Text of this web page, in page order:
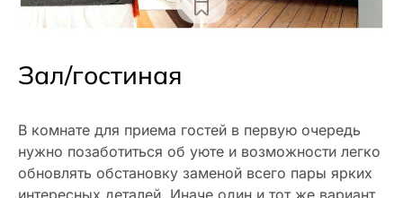
Зал/гостиная
В комнате для приема гостей в первую очередь
нужно позаботиться об уюте и возможности легко
обновлять обстановку заменой всего пары ярких
интересных деталей. Иначе один и тот же вариант